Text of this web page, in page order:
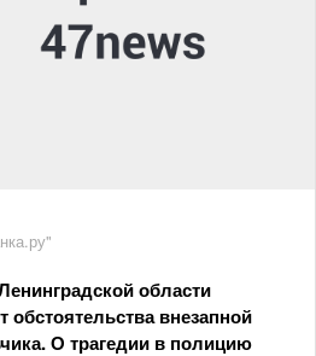
области
внезапной
О трагедии в полицию